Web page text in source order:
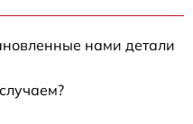
нами детали